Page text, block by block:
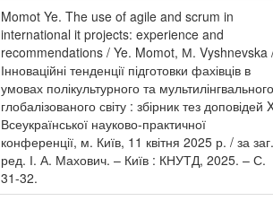
Momot Ye. The use of agile and scrum in
international it projects: experience and
recommendations / Ye. Momot, М. Vyshnevska
Інноваційні тенденції підготовки фахівців в
умовах полікультурного та мультилінгвального
глобалізованого світу : збірник тез доповідей
Всеукраїнської науково-практичної
конференції, м. Київ, 11 квітня 2025 р. / за заг.
ред. І. А. Махович. – Київ : КНУТД, 2025. – С.
31-32.